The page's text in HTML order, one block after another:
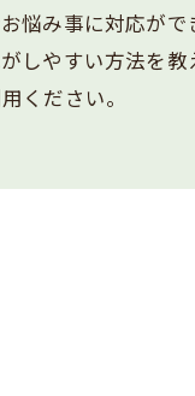
悩み事に対応がで
しやすい方法を教
ください。